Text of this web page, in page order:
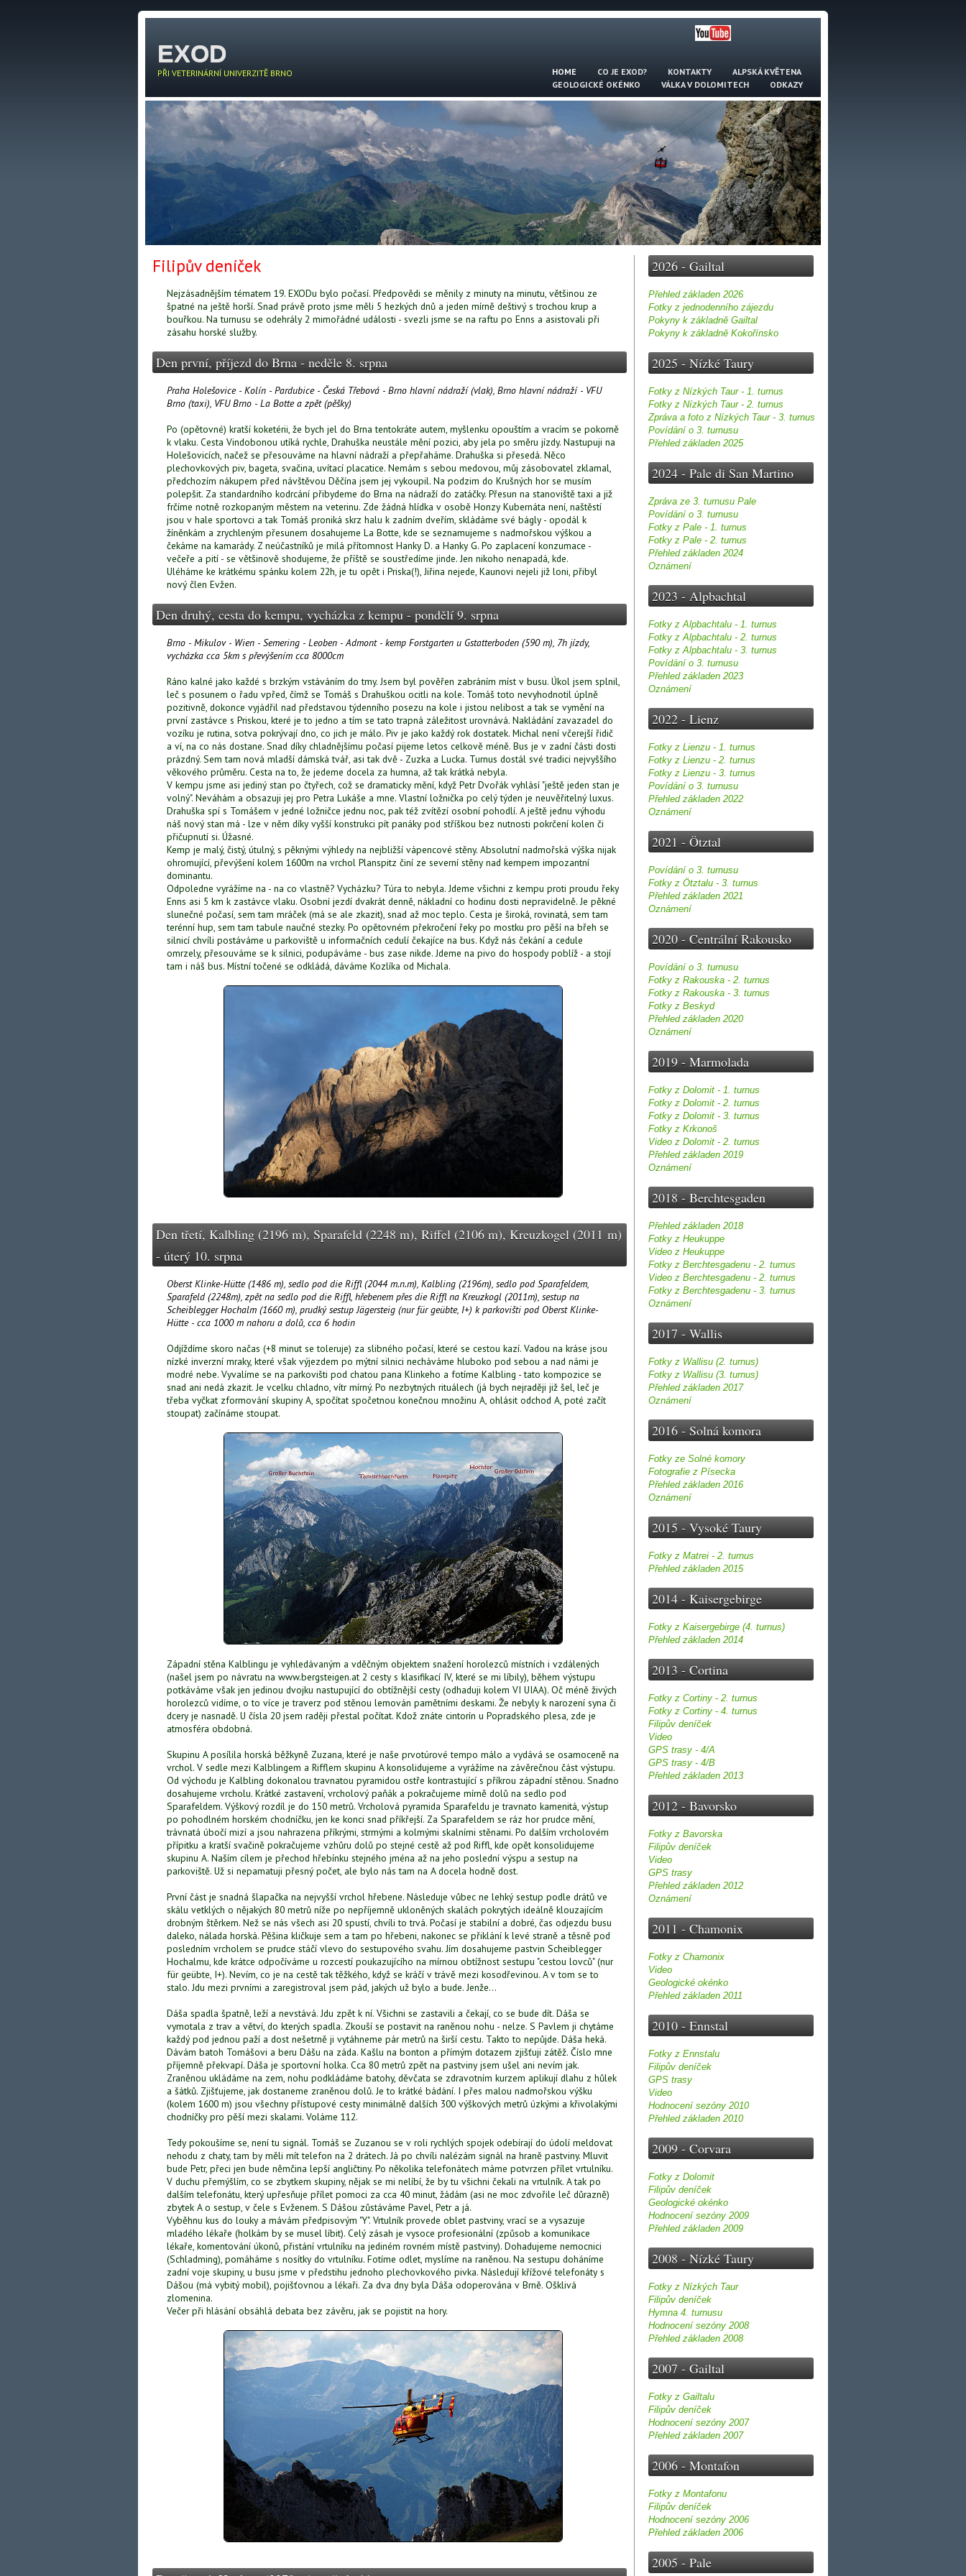
EXOD
PŘI VETERINÁRNÍ UNIVERZITĚ BRNO HOME CO JE EXOD? KONTAKTY
ALPSKÁ KVĚTENA
GEOLOGICKÉ OKÉNKO
VÁLKA V DOLOMITECH ODKAZY
2026 - Gailtal
Přehled základen 2026
Fotky z jednodenního zájezdu
Pokyny k základně Gailtal
Pokyny k základně Kokořínsko
2025 - Nízké Taury
Fotky z Nízkých Taur - 1. turnus
Fotky z Nízkých Taur - 2. turnus
Zpráva a foto z Nízkých Taur - 3. turnus
Povídání o 3. turnusu
Přehled základen 2025
2024 - Pale di San Martino
Zpráva ze 3. turnusu Pale
Povídání o 3. turnusu
Fotky z Pale - 1. turnus
Fotky z Pale - 2. turnus
Přehled základen 2024
Oznámení
2023 - Alpbachtal
Fotky z Alpbachtalu - 1. turnus
Fotky z Alpbachtalu - 2. turnus
Fotky z Alpbachtalu - 3. turnus
Povídání o 3. turnusu
Přehled základen 2023
Oznámení
2022 - Lienz
Fotky z Lienzu - 1. turnus
Fotky z Lienzu - 2. turnus
Fotky z Lienzu - 3. turnus
Povídání o 3. turnusu
Přehled základen 2022
Oznámení
2021 - Ötztal
Povídání o 3. turnusu
Fotky z Ötztalu - 3. turnus
Přehled základen 2021
Oznámení
2020 - Centrální Rakousko
Povídání o 3. turnusu
Fotky z Rakouska - 2. turnus
Fotky z Rakouska - 3. turnus
Fotky z Beskyd
Přehled základen 2020
Oznámení
2019 - Marmolada
Fotky z Dolomit - 1. turnus
Fotky z Dolomit - 2. turnus
Fotky z Dolomit - 3. turnus
Fotky z Krkonoš
Video z Dolomit - 2. turnus
Přehled základen 2019
Oznámení
2018 - Berchtesgaden
Přehled základen 2018
Fotky z Heukuppe
Video z Heukuppe
Fotky z Berchtesgadenu - 2. turnus
Video z Berchtesgadenu - 2. turnus
Fotky z Berchtesgadenu - 3. turnus
Oznámení
2017 - Wallis
Fotky z Wallisu (2. turnus)
Fotky z Wallisu (3. turnus)
Přehled základen 2017
Oznámení
2016 - Solná komora
Fotky ze Solné komory
Fotografie z Písecka
Přehled základen 2016
Oznámení
2015 - Vysoké Taury
Fotky z Matrei - 2. turnus
Přehled základen 2015
2014 - Kaisergebirge
Fotky z Kaisergebirge (4. turnus)
Přehled základen 2014
2013 - Cortina
Fotky z Cortiny - 2. turnus
Fotky z Cortiny - 4. turnus
Filipův deníček
Video
GPS trasy - 4/A
GPS trasy - 4/B
Přehled základen 2013
2012 - Bavorsko
Fotky z Bavorska
Filipův deníček
Video
GPS trasy
Přehled základen 2012
Oznámení
2011 - Chamonix
Fotky z Chamonix
Video
Geologické okénko
Přehled základen 2011
2010 - Ennstal
Fotky z Ennstalu
Filipův deníček
GPS trasy
Video
Hodnocení sezóny 2010
Přehled základen 2010
2009 - Corvara
Fotky z Dolomit
Filipův deníček
Geologické okénko
Hodnocení sezóny 2009
Přehled základen 2009
2008 - Nízké Taury
Fotky z Nízkých Taur
Filipův deníček
Hymna 4. turnusu
Hodnocení sezóny 2008
Přehled základen 2008
2007 - Gailtal
Fotky z Gailtalu
Filipův deníček
Hodnocení sezóny 2007
Přehled základen 2007
2006 - Montafon
Fotky z Montafonu
Filipův deníček
Hodnocení sezóny 2006
Přehled základen 2006
2005 - Pale
Filipův deníček
Nejzásadnějším tématem 19. EXODu bylo počasí. Předpovědi se měnily z minuty na minutu, většinou ze
špatné na ještě horší. Snad právě proto jsme měli 5 hezkých dnů a jeden mírně deštivý s trochou krup a
bouřkou. Na turnusu se odehrály 2 mimořádné události - svezli jsme se na raftu po Enns a asistovali při
zásahu horské služby.
Den první, příjezd do Brna - neděle 8. srpna
Praha Holešovice - Kolín - Pardubice - Česká Třebová - Brno hlavní nádraží (vlak), Brno hlavní nádraží - VFU
Brno (taxi), VFU Brno - La Botte a zpět (pěšky)
Po (opětovné) kratší koketérii, že bych jel do Brna tentokráte autem, myšlenku opouštím a vracím se pokorně
k vlaku. Cesta Vindobonou utíká rychle, Drahuška neustále mění pozici, aby jela po směru jízdy. Nastupuji na
Holešovicích, načež se přesouváme na hlavní nádraží a přepřaháme. Drahuška si přesedá. Něco
plechovkových piv, bageta, svačina, uvítací placatice. Nemám s sebou medovou, můj zásobovatel zklamal,
předchozím nákupem před návštěvou Děčína jsem jej vykoupil. Na podzim do Krušných hor se musím
polepšit. Za standardního kodrcání přibydeme do Brna na nádraží do zatáčky. Přesun na stanoviště taxi a již
frčíme notně rozkopaným městem na veterinu. Zde žádná hlídka v osobě Honzy Kubernáta není, naštěstí
jsou v hale sportovci a tak Tomáš proniká skrz halu k zadním dveřím, skládáme své bágly - opodál k
žíněnkám a zrychleným přesunem dosahujeme La Botte, kde se seznamujeme s nadmořskou výškou a
čekáme na kamarády. Z neúčastníků je milá přítomnost Hanky D. a Hanky G. Po zaplacení konzumace -
večeře a pití - se většinově shodujeme, že příště se soustředíme jinde. Jen nikoho nenapadá, kde.
Uléháme ke krátkému spánku kolem 22h, je tu opět i Priska(!), Jiřina nejede, Kaunovi nejeli již loni, přibyl
nový člen Evžen.
Den druhý, cesta do kempu, vycházka z kempu - pondělí 9. srpna
Brno - Mikulov - Wien - Semering - Leoben - Admont - kemp Forstgarten u Gstatterboden (590 m), 7h jízdy,
vycházka cca 5km s převýšením cca 8000cm
Ráno kalné jako každé s brzkým vstáváním do tmy. Jsem byl pověřen zabráním míst v busu. Úkol jsem splnil,
leč s posunem o řadu vpřed, čímž se Tomáš s Drahuškou ocitli na kole. Tomáš toto nevyhodnotil úplně
pozitivně, dokonce vyjádřil nad představou týdenního posezu na kole i jistou nelibost a tak se vymění na
první zastávce s Priskou, které je to jedno a tím se tato trapná záležitost urovnává. Nakládání zavazadel do
vozíku je rutina, sotva pokrývají dno, co jich je málo. Piv je jako každý rok dostatek. Michal není včerejší řidič
a ví, na co nás dostane. Snad díky chladnějšímu počasí pijeme letos celkově méně. Bus je v zadní části dosti
prázdný. Sem tam nová mladší dámská tvář, asi tak dvě - Zuzka a Lucka. Turnus dostál své tradici nejvyššího
věkového průměru. Cesta na to, že jedeme docela za humna, až tak krátká nebyla.
V kempu jsme asi jediný stan po čtyřech, což se dramaticky mění, když Petr Dvořák vyhlásí "ještě jeden stan je
volný". Neváhám a obsazuji jej pro Petra Lukáše a mne. Vlastní ložnička po celý týden je neuvěřitelný luxus.
Drahuška spí s Tomášem v jedné ložničce jednu noc, pak též zvítězí osobní pohodlí. A ještě jednu výhodu
náš nový stan má - lze v něm díky vyšší konstrukci pít panáky pod stříškou bez nutnosti pokrčení kolen či
přičupnutí si. Úžasné.
Kemp je malý, čistý, útulný, s pěknými výhledy na nejbližší vápencové stěny. Absolutní nadmořská výška nijak
ohromující, převýšení kolem 1600m na vrchol Planspitz činí ze severní stěny nad kempem impozantní
dominantu.
Odpoledne vyrážíme na - na co vlastně? Vycházku? Túra to nebyla. Jdeme všichni z kempu proti proudu řeky
Enns asi 5 km k zastávce vlaku. Osobní jezdí dvakrát denně, nákladní co hodinu dosti nepravidelně. Je pěkné
slunečné počasí, sem tam mráček (má se ale zkazit), snad až moc teplo. Cesta je široká, rovinatá, sem tam
terénní hup, sem tam tabule naučné stezky. Po opětovném překročení řeky po mostku pro pěší na břeh se
silnicí chvíli postáváme u parkoviště u informačních cedulí čekajíce na bus. Když nás čekání a cedule
omrzely, přesouváme se k silnici, podupáváme - bus zase nikde. Jdeme na pivo do hospody poblíž - a stojí
tam i náš bus. Místní točené se odkládá, dáváme Kozlíka od Michala.
Den třetí, Kalbling (2196 m), Sparafeld (2248 m), Riffel (2106 m), Kreuzkogel (2011 m)
- úterý 10. srpna
Oberst Klinke-Hütte (1486 m), sedlo pod die Riffl (2044 m.n.m), Kalbling (2196m), sedlo pod Sparafeldem,
Sparafeld (2248m), zpět na sedlo pod die Riffl, hřebenem přes die Riffl na Kreuzkogl (2011m), sestup na
Scheiblegger Hochalm (1660 m), prudký sestup Jägersteig (nur für geübte, I+) k parkovišti pod Oberst Klinke-
Hütte - cca 1000 m nahoru a dolů, cca 6 hodin
Odjíždíme skoro načas (+8 minut se toleruje) za slibného počasí, které se cestou kazí. Vadou na kráse jsou
nízké inverzní mraky, které však výjezdem po mýtní silnici necháváme hluboko pod sebou a nad námi je
modré nebe. Vyvalíme se na parkovišti pod chatou pana Klinkeho a fotíme Kalbling - tato kompozice se
snad ani nedá zkazit. Je vcelku chladno, vítr mírný. Po nezbytných rituálech (já bych nejraději již šel, leč je
třeba vyčkat zformování skupiny A, spočítat spočetnou konečnou množinu A, ohlásit odchod A, poté začít
stoupat) začínáme stoupat.
Západní stěna Kalblingu je vyhledávaným a vděčným objektem snažení horolezců místních i vzdálených
(našel jsem po návratu na www.bergsteigen.at 2 cesty s klasifikací IV, které se mi líbily), během výstupu
potkáváme však jen jedinou dvojku nastupující do obtížnější cesty (odhaduji kolem VI UIAA). Oč méně živých
horolezců vidíme, o to více je traverz pod stěnou lemován pamětními deskami. Že nebyly k narození syna či
dcery je nasnadě. U čísla 20 jsem raději přestal počítat. Kdož znáte cintorín u Popradského plesa, zde je
atmosféra obdobná.
Skupinu A posílila horská běžkyně Zuzana, které je naše prvotúrové tempo málo a vydává se osamoceně na
vrchol. V sedle mezi Kalblingem a Rifflem skupinu A konsolidujeme a vyrážíme na závěrečnou část výstupu.
Od východu je Kalbling dokonalou travnatou pyramidou ostře kontrastující s příkrou západní stěnou. Snadno
dosahujeme vrcholu. Krátké zastavení, vrcholový paňák a pokračujeme mírně dolů na sedlo pod
Sparafeldem. Výškový rozdíl je do 150 metrů. Vrcholová pyramida Sparafeldu je travnato kamenitá, výstup
po pohodlném horském chodníčku, jen ke konci snad příkřejší. Za Sparafeldem se ráz hor prudce mění,
trávnatá úbočí mizí a jsou nahrazena příkrými, strmými a kolmými skalními stěnami. Po dalším vrcholovém
přípitku a kratší svačině pokračujeme vzhůru dolů po stejné cestě až pod Riffl, kde opět konsolidujeme
skupinu A. Naším cílem je přechod hřebínku stejného jména až na jeho poslední výspu a sestup na
parkoviště. Už si nepamatuji přesný počet, ale bylo nás tam na A docela hodně dost.
První část je snadná šlapačka na nejvyšší vrchol hřebene. Následuje vůbec ne lehký sestup podle drátů ve
skálu vetklých o nějakých 80 metrů níže po nepříjemně ukloněných skalách pokrytých ideálně klouzajícím
drobným štěrkem. Než se nás všech asi 20 spustí, chvíli to trvá. Počasí je stabilní a dobré, čas odjezdu busu
daleko, nálada horská. Pěšina kličkuje sem a tam po hřebeni, nakonec se přiklání k levé straně a těsně pod
posledním vrcholem se prudce stáčí vlevo do sestupového svahu. Jím dosahujeme pastvin Scheiblegger
Hochalmu, kde krátce odpočíváme u rozcestí poukazujícího na mírnou obtížnost sestupu "cestou lovců" (nur
für geübte, I+). Nevím, co je na cestě tak těžkého, když se kráčí v trávě mezi kosodřevinou. A v tom se to
stalo. Jdu mezi prvními a zaregistroval jsem pád, jakých už bylo a bude. Jenže...
Dáša spadla špatně, leží a nevstává. Jdu zpět k ní. Všichni se zastavili a čekají, co se bude dít. Dáša se
vymotala z trav a větví, do kterých spadla. Zkouší se postavit na raněnou nohu - nelze. S Pavlem ji chytáme
každý pod jednou paží a dost nešetrně ji vytáhneme pár metrů na širší cestu. Takto to nepůjde. Dáša heká.
Dávám batoh Tomášovi a beru Dášu na záda. Kašlu na bonton a přímým dotazem zjišťuji zátěž. Číslo mne
příjemně překvapí. Dáša je sportovní holka. Cca 80 metrů zpět na pastviny jsem ušel ani nevím jak.
Zraněnou ukládáme na zem, nohu podkládáme batohy, děvčata se zdravotním kurzem aplikují dlahu z hůlek
a šátků. Zjišťujeme, jak dostaneme zraněnou dolů. Je to krátké bádání. I přes malou nadmořskou výšku
(kolem 1600 m) jsou všechny přístupové cesty minimálně dalších 300 výškových metrů úzkými a křivolakými
chodníčky pro pěší mezi skalami. Voláme 112.
Tedy pokoušíme se, není tu signál. Tomáš se Zuzanou se v roli rychlých spojek odebírají do údolí meldovat
nehodu z chaty, tam by měli mít telefon na 2 drátech. Já po chvíli nalézám signál na hraně pastviny. Mluvit
bude Petr, přeci jen bude němčina lepší angličtiny. Po několika telefonátech máme potvrzen přílet vrtulníku.
V duchu přemýšlím, co se zbytkem skupiny, nějak se mi nelíbí, že by tu všichni čekali na vrtulník. A tak po
dalším telefonátu, který upřesňuje přílet pomoci za cca 40 minut, žádám (asi ne moc zdvořile leč důrazně)
zbytek A o sestup, v čele s Evženem. S Dášou zůstáváme Pavel, Petr a já.
Vyběhnu kus do louky a mávám předpisovým "Y". Vrtulník provede oblet pastviny, vrací se a vysazuje
mladého lékaře (holkám by se musel líbit). Celý zásah je vysoce profesionální (způsob a komunikace
lékaře, komentování úkonů, přistání vrtulníku na jediném rovném místě pastviny). Dohadujeme nemocnici
(Schladming), pomáháme s nosítky do vrtulníku. Fotíme odlet, myslíme na raněnou. Na sestupu doháníme
zadní voje skupiny, u busu jsme v předstihu jednoho plechovkového pivka. Následují křížové telefonáty s
Dášou (má vybitý mobil), pojišťovnou a lékaři. Za dva dny byla Dáša odoperována v Brně. Ošklivá
zlomenina.
Večer při hlásání obsáhlá debata bez závěru, jak se pojistit na hory.